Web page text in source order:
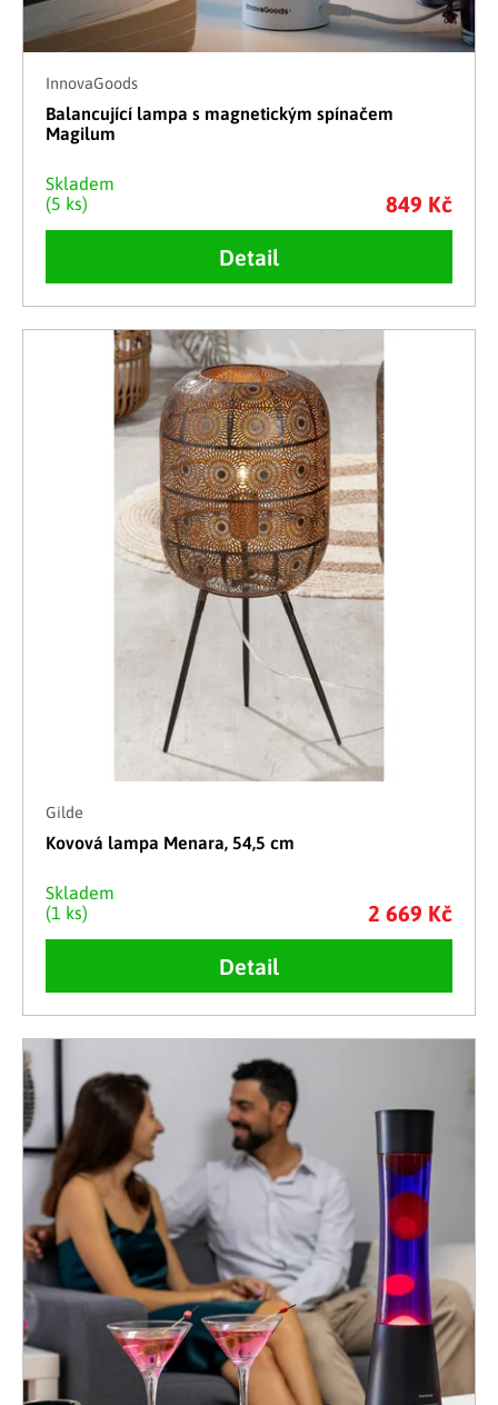
InnovaGoods
Balancující lampa s magnetickým spínačem
Magilum
Skladem
(5 ks)
849 Kč
Detail
Gilde
Kovová lampa Menara, 54,5 cm
Skladem
(1 ks)
2 669 Kč
Detail